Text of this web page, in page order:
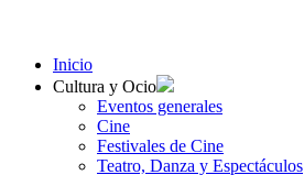
Inicio
Cultura y Ocio
Eventos generales
Cine
Festivales de Cine
Teatro, Danza y Espectáculos